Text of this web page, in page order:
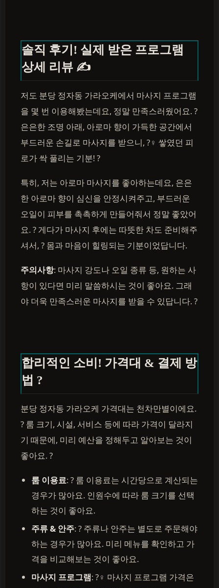
솔직 후기! 실제 받은 프로그램
상세 리뷰 ✍️
저도 분당 정자동 가라오케에서 마사지 프로그램
을 몇 번 이용해봤는데요, 정말 만족스러웠어요. ?
은은한 조명 아래, 아로마 향이 가득한 공간에서
부드러운 손길로 마사지를 받으니, ?‍♀️ 쌓였던 피
로가 싹 풀리는 기분! ?
특히, 저는 아로마 마사지를 좋아하는데요, 은은
한 아로마 향이 심신을 안정시켜주고, 부드러운
오일이 피부를 촉촉하게 만들어줘서 정말 좋았어
요. ? 게다가 마사지 후에는 따뜻한 차도 준비해주
셔서, ? 몸과 마음이 힐링되는 기분이었답니다.
주의사항: 마사지 강도나 오일 종류 등, 원하는 사
항이 있다면 미리 말씀하시는 것이 좋아요. 그래
야 더욱 만족스러운 마사지를 받을 수 있답니다. ?
합리적인 소비! 가격대 & 결제 방
법 ?
분당 정자동 가라오케 가격대는 천차만별이에요.
? 룸 크기, 시설, 서비스 등에 따라 가격이 달라지
기 때문에, 미리 예산을 정해두고 알아보는 것이
좋아요. ?
룸 이용료: ? 룸 이용료는 시간당으로 계산되는
경우가 많아요. 인원수에 따라 룸 크기를 선택
하는 것이 좋아요.
주류 & 안주: ? 주류나 안주는 별도로 주문해야
하는 경우가 많아요. 미리 메뉴를 확인하고 가
격을 비교해보는 것이 좋아요.
마사지 프로그램: ?‍♀️ 마사지 프로그램 가격은